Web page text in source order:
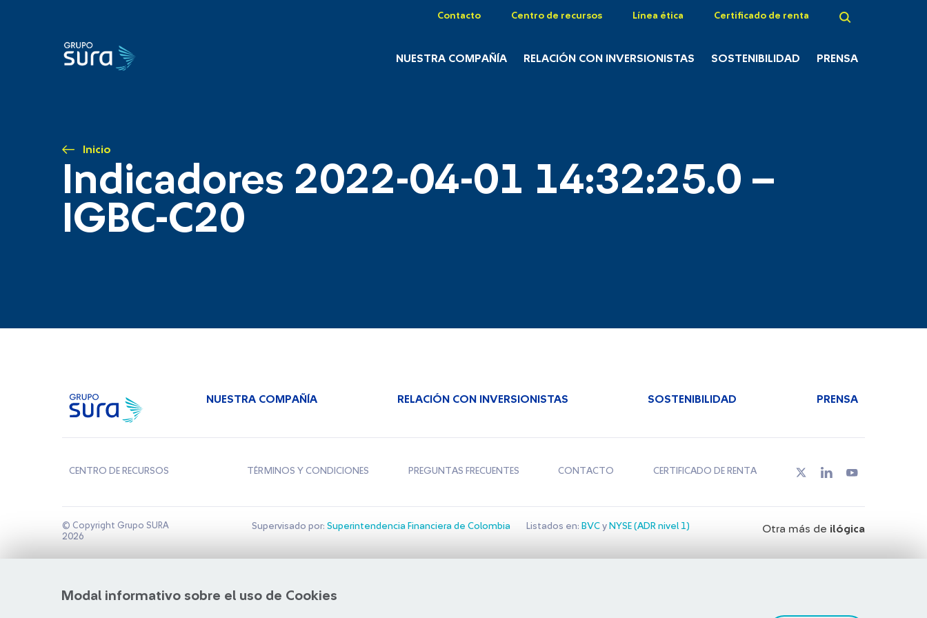
Contacto Centro de recursos Línea ética Certificado de renta
NUESTRA COMPAÑÍA RELACIÓN CON INVERSIONISTAS SOSTENIBILIDAD PRENSA
Inicio
Indicadores 2022-04-01 14:32:25.0 –
IGBC-C20
Modal informativo sobre el uso de Cookies
NUESTRA COMPAÑÍA RELACIÓN CON INVERSIONISTAS SOSTENIBILIDAD PRENSA
CENTRO DE RECURSOS TÉRMINOS Y CONDICIONES PREGUNTAS FRECUENTES CONTACTO CERTIFICADO DE RENTA
© Copyright Grupo SURA
2026
Supervisado por: Superintendencia Financiera de Colombia Listados en: BVCy NYSE (ADR nivel 1) Otra más de ilógica